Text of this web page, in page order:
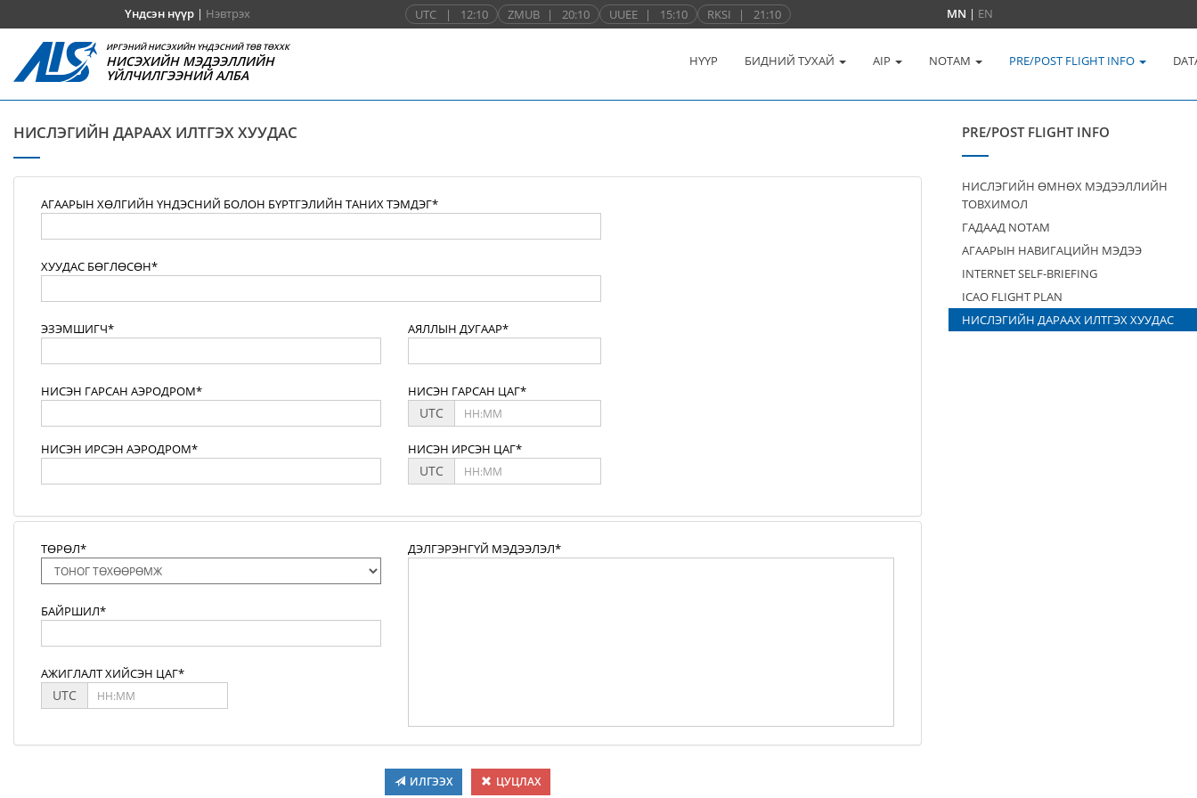
Үндсэн нүүр| Нэвтрэх UTC | 12:10 ZMUB | 20:10 UUEE | 15:10 RKSI | 21:10 MN | EN
ИРГЭНИЙ НИСЭХИЙН ҮНДЭСНИЙ ТӨВ ТӨХХК
НИСЭХИЙН МЭДЭЭЛЛИЙН
ҮЙЛЧИЛГЭЭНИЙ АЛБА
НҮҮР БИДНИЙ ТУХАЙ AIP NOTAM PRE/POST FLIGHT INFO
НИСЛЭГИЙН ДАРААХ ИЛТГЭХ ХУУДАС
АГААРЫН ХӨЛГИЙН ҮНДЭСНИЙ БОЛОН БҮРТГЭЛИЙН ТАНИХ ТЭМДЭГ*
ХУУДАС БӨГЛӨСӨН*
ЭЗЭМШИГЧ* АЯЛЛЫН ДУГААР*
НИСЭН ГАРСАН АЭРОДРОМ* НИСЭН ГАРСАН ЦАГ*
UTC
НИСЭН ИРСЭН АЭРОДРОМ* НИСЭН ИРСЭН ЦАГ*
UTC
ТӨРӨЛ*
БАЙРШИЛ*
АЖИГЛАЛТ ХИЙСЭН ЦАГ*
UTC
ДЭЛГЭРЭНГҮЙ МЭДЭЭЛЭЛ*
ИЛГЭЭХ ЦУЦЛАХ
PRE/POST FLIGHT INFO
НИСЛЭГИЙН ӨМНӨХ МЭДЭЭЛЛИЙН
ТОВХИМОЛ
ГАДААД NOTAM
АГААРЫН НАВИГАЦИЙН МЭДЭЭ
INTERNET SELF-BRIEFING
ICAO FLIGHT PLAN
НИСЛЭГИЙН ДАРААХ ИЛТГЭХ ХУУДАС